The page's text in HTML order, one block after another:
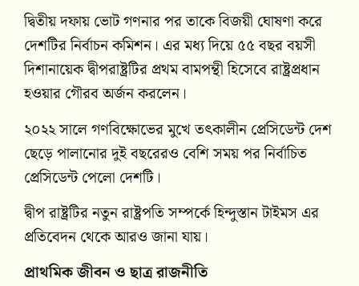
দ্বিতীয় দফায় ভোট গণনার পর তাকে বিজয়ী ঘোষণা করে
দেশটির নির্বাচন কমিশন। এর মধ্য দিয়ে ৫৫ বছর বয়সী
দিশানায়েক দ্বীপরাষ্ট্রটির প্রথম বামপন্থী হিসেবে রাষ্ট্রপ্রধান
হওয়ার গৌরব অর্জন করলেন।
২০২২ সালে গণবিক্ষোভের মুখে তৎকালীন প্রেসিডেন্ট দেশ
ছেড়ে পালানোর দুই বছরেরও বেশি সময় পর নির্বাচিত
প্রেসিডেন্ট পেলো দেশটি।
দ্বীপ রাষ্ট্রটির নতুন রাষ্ট্রপতি সম্পর্কে হিন্দুস্তান টাইমস এর
প্রতিবেদন থেকে আরও জানা যায়।
প্রাথমিক জীবন ও ছাত্র রাজনীতি